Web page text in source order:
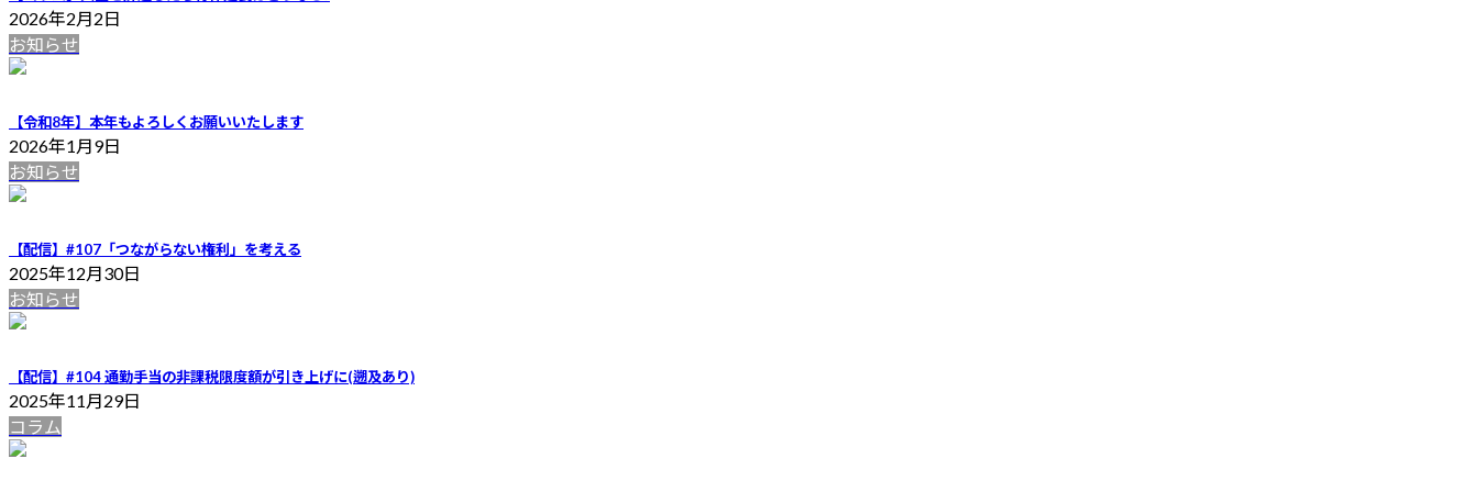
2026年2月2日
お知らせ
【令和8年】本年もよろしくお願いいたします
2026年1月9日
お知らせ
【配信】#107「つながらない権利」を考える
2025年12月30日
お知らせ
【配信】#104 通勤手当の非課税限度額が引き上げに(遡及あり)
2025年11月29日
コラム